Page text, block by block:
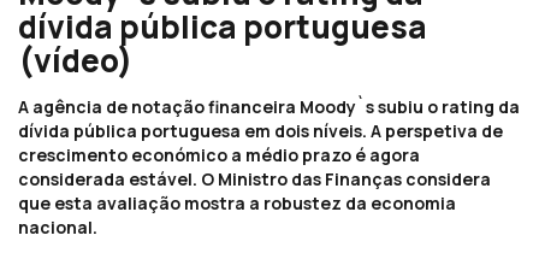
dívida pública portuguesa
(vídeo)
A agência de notação financeira Moody`s subiu o rating da
dívida pública portuguesa em dois níveis. A perspetiva de
crescimento económico a médio prazo é agora
considerada estável. O Ministro das Finanças considera
que esta avaliação mostra a robustez da economia
nacional.